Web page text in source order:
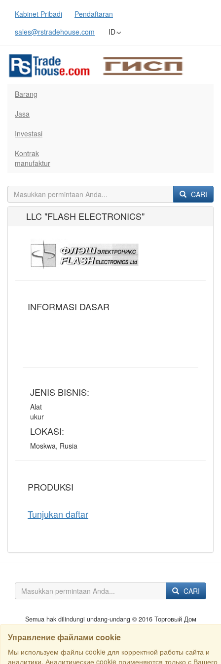
Kabinet Pribadi
Pendaftaran
sales@rstradehouse.com
ID
Barang
Jasa
Investasi
Kontrak
manufaktur
CARI
LLC "FLASH ELECTRONICS"
INFORMASI DASAR
JENIS BISNIS:
Alat
ukur
LOKASI:
Moskwa, Rusia
PRODUKSI
Tunjukan daftar
Управление файлами cookie
Мы используем файлы cookie для корректной работы сайта и
аналитики. Аналитические cookie применяются только с Вашего
CARI
Semua hak dilindungi undang-undang © 2016 Торговый Дом
Pirogovskaya, 16, Moskow, Rusia.Kaedah pembayaran
policy